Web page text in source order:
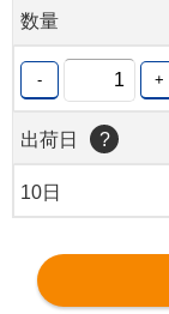
数量
- +
出荷日 ?
10日